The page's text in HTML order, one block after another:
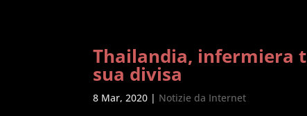
Thailandia, infermiera
sua divisa
8 Mar, 2020 | Notizie da Internet